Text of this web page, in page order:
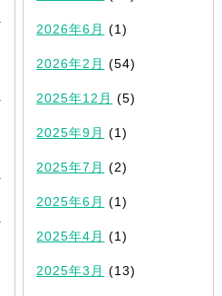
2026年6月 (1)
2026年2月 (54)
2025年12月 (5)
2025年9月 (1)
2025年7月 (2)
2025年6月 (1)
2025年4月 (1)
2025年3月 (13)